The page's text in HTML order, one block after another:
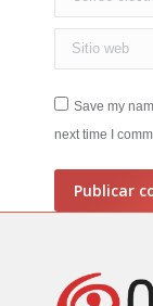
Sitio web
Save my
next time I
Publicar